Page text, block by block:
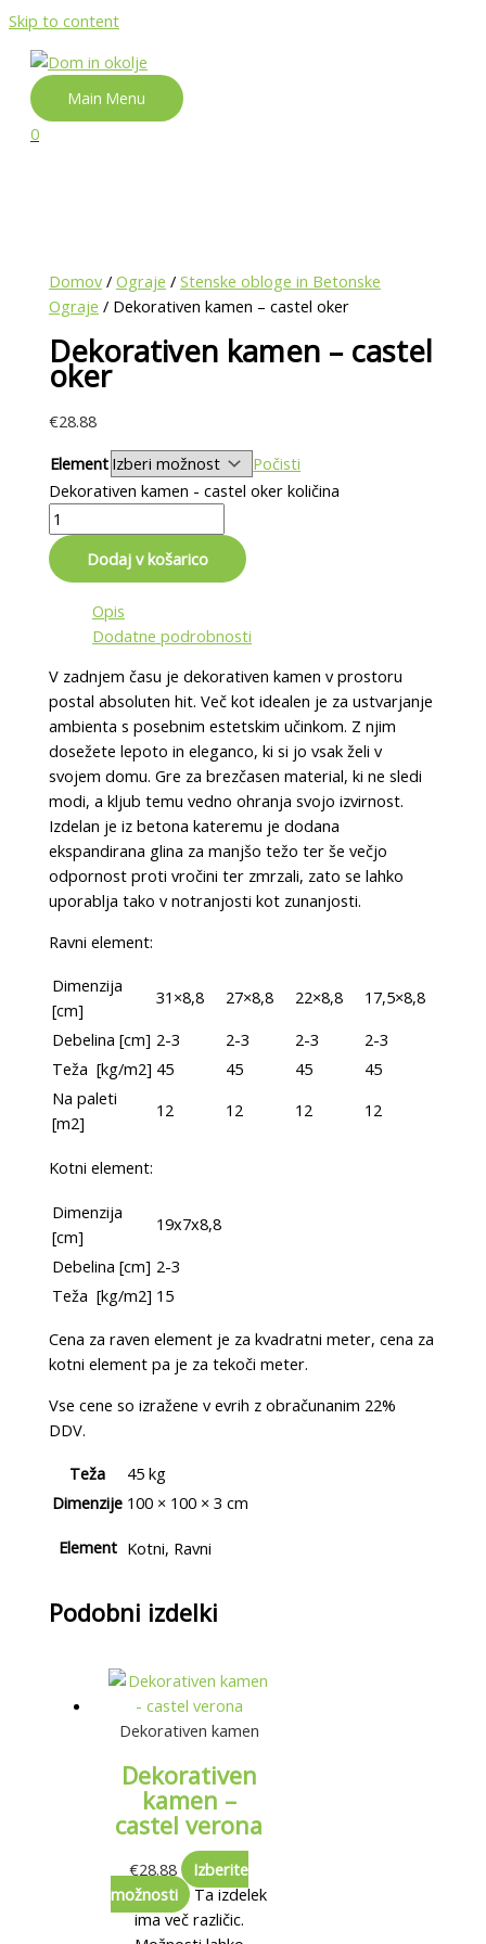
Skip to content
Main Menu
0
Domov /Ograje /Stenske obloge in Betonske
Ograje / Dekorativen kamen – castel oker
Dekorativen kamen – castel
oker
€28.88
Element
Počisti
Dekorativen kamen - castel oker količina
Dodaj v košarico
Opis
Dodatne podrobnosti
V zadnjem času je dekorativen kamen v prostoru
postal absoluten hit. Več kot idealen je za ustvarjanje
ambienta s posebnim estetskim učinkom. Z njim
dosežete lepoto in eleganco, ki si jo vsak želi v
svojem domu. Gre za brezčasen material, ki ne sledi
modi, a kljub temu vedno ohranja svojo izvirnost.
Izdelan je iz betona kateremu je dodana
ekspandirana glina za manjšo težo ter še večjo
odpornost proti vročini ter zmrzali, zato se lahko
uporablja tako v notranjosti kot zunanjosti.
Ravni element:
Dimenzija
[cm]
31×8,8 27×8,8 22×8,8
17,5×8,8
Debelina [cm] 2-3 2-3 2-3
2-3
Teža [kg/m2] 45 45 45
45
Na paleti
[m2]
12 12 12 12
Kotni element:
Dimenzija
[cm]
19x7x8,8
Debelina [cm] 2-3
Teža [kg/m2] 15
Cena za raven element je za kvadratni meter, cena za
kotni element pa je za tekoči meter.
Vse cene so izražene v evrih z obračunanim 22%
DDV.
Teža
45 kg
Dimenzije 100 × 100 × 3 cm
Element Kotni, Ravni
Podobni izdelki
Dekorativen kamen
Dekorativen
kamen –
castel verona
€28.88
Izberite
možnosti
Ta izdelek
ima več različic.